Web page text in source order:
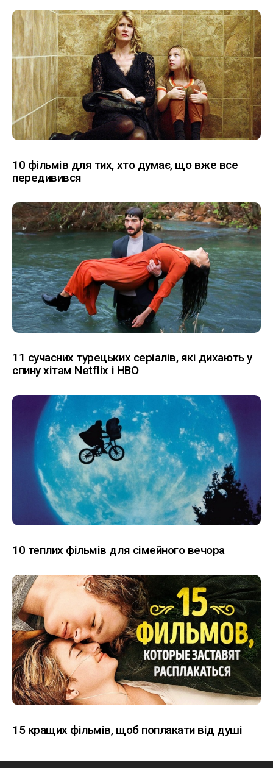
10 фільмів для тих, хто думає, що вже все
передивився
11 сучасних турецьких серіалів, які дихають у
спину хітам Netflix і HBO
10 теплих фільмів для сімейного вечора
15 кращих фільмів, щоб поплакати від душі